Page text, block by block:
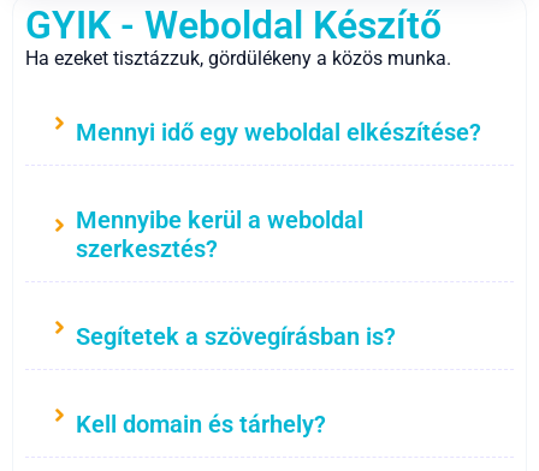
GYIK - Weboldal Készítő
Ha ezeket tisztázzuk, gördülékeny a közös munka.
Mennyi idő egy weboldal elkészítése?
Mennyibe kerül a weboldal
szerkesztés?
Segítetek a szövegírásban is?
Kell domain és tárhely?